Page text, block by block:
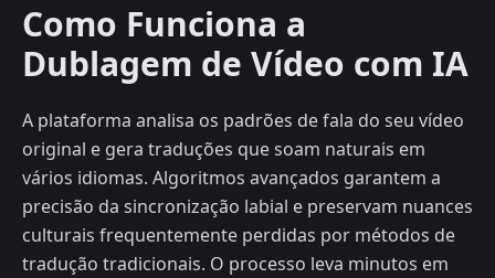
Como Funciona a
Dublagem de Vídeo com IA
A plataforma analisa os padrões de fala do seu vídeo
original e gera traduções que soam naturais em
vários idiomas. Algoritmos avançados garantem a
precisão da sincronização labial e preservam nuances
culturais frequentemente perdidas por métodos de
tradução tradicionais. O processo leva minutos em